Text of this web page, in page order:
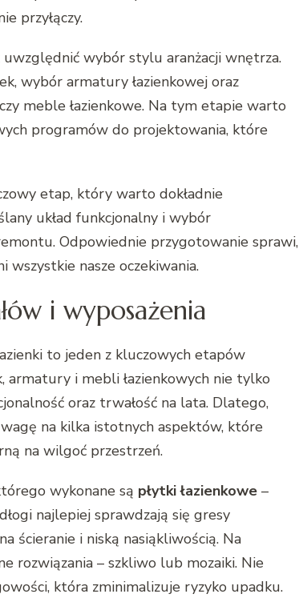
przyłączy.
wybór stylu aranżacji wnętrza.
wybór armatury łazienkowej oraz
meble łazienkowe. Na tym etapie warto
programów do projektowania, które
etap, który warto dokładnie
układ funkcjonalny i wybór
Odpowiednie przygotowanie sprawi,
wszystkie nasze oczekiwania.
i wyposażenia
to jeden z kluczowych etapów
armatury i mebli łazienkowych nie tylko
oraz trwałość na lata. Dlatego,
na kilka istotnych aspektów, które
na wilgoć przestrzeń.
wykonane są płytki łazienkowe –
najlepiej sprawdzają się gresy
ścieranie i niską nasiąkliwością. Na
rozwiązania – szkliwo lub mozaiki. Nie
która zminimalizuje ryzyko upadku.